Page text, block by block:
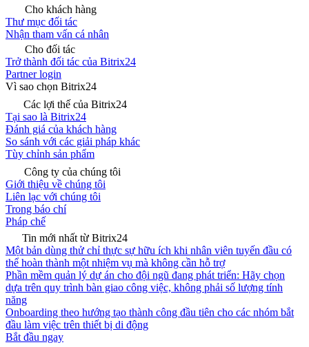
Cho khách hàng
Thư mục đối tác
Nhận tham vấn cá nhân
Cho đối tác
Trở thành đối tác của Bitrix24
Partner login
Vì sao chọn Bitrix24
Các lợi thế của Bitrix24
Tại sao là Bitrix24
Đánh giá của khách hàng
So sánh với các giải pháp khác
Tùy chỉnh sản phẩm
Công ty của chúng tôi
Giới thiệu về chúng tôi
Liên lạc với chúng tôi
Trong báo chí
Pháp chế
Tin mới nhất từ Bitrix24
Một bản dùng thử chỉ thực sự hữu ích khi nhân viên tuyến đầu có
thể hoàn thành một nhiệm vụ mà không cần hỗ trợ
Phần mềm quản lý dự án cho đội ngũ đang phát triển: Hãy chọn
dựa trên quy trình bàn giao công việc, không phải số lượng tính
năng
Onboarding theo hướng tạo thành công đầu tiên cho các nhóm bắt
đầu làm việc trên thiết bị di động
Bắt đầu ngay